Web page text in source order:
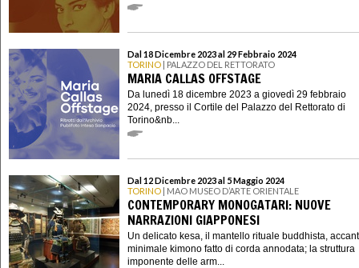
Dal 18 Dicembre 2023 al 29 Febbraio 2024
TORINO | PALAZZO DEL RETTORATO
MARIA CALLAS OFFSTAGE
Da lunedì 18 dicembre 2023 a giovedì 29 febbraio
2024, presso il Cortile del Palazzo del Rettorato di
Torino&nb...
Dal 12 Dicembre 2023 al 5 Maggio 2024
TORINO | MAO MUSEO D’ARTE ORIENTALE
CONTEMPORARY MONOGATARI: NUOVE
NARRAZIONI GIAPPONESI
Un delicato kesa, il mantello rituale buddhista,
minimale kimono fatto di corda annodata; la struttura
imponente delle arm...